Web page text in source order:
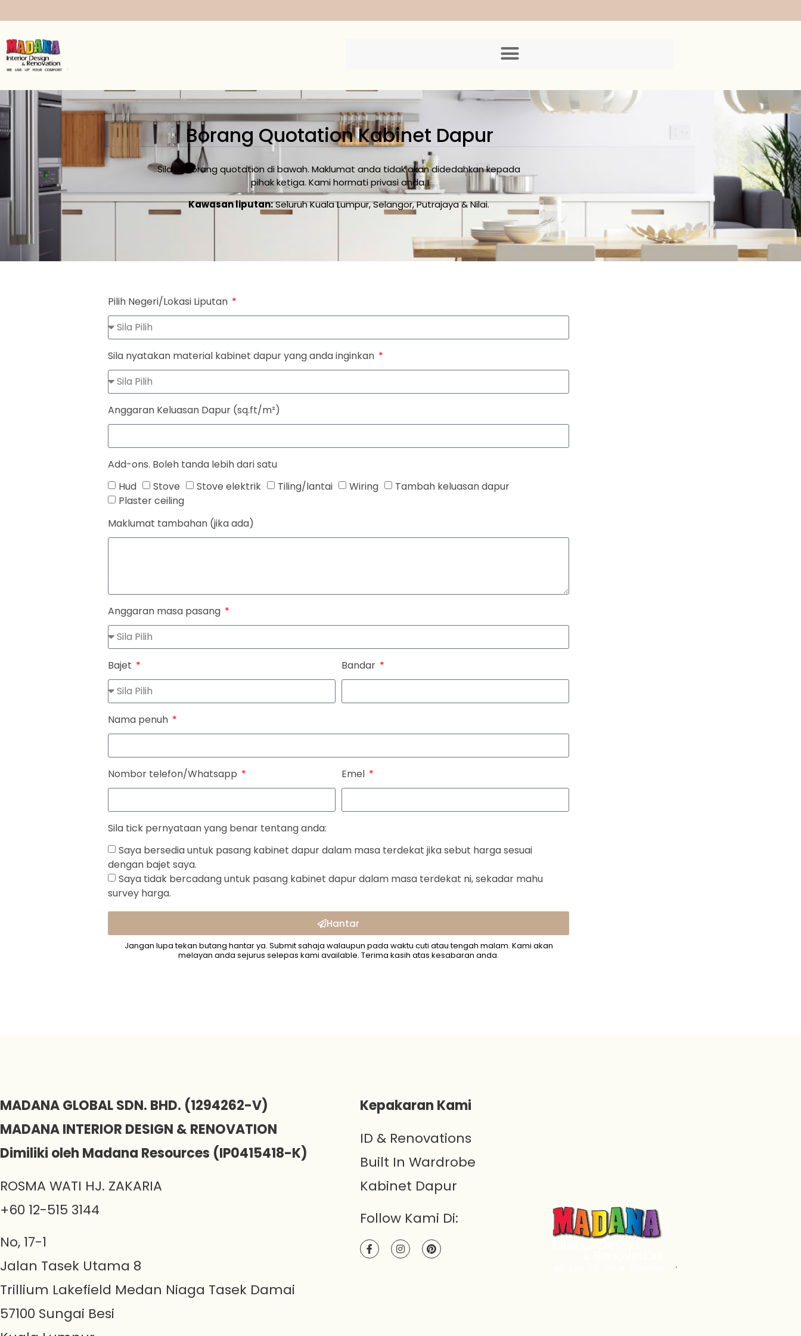
Borang Quotation Kabinet Dapur
Sila isi borang quotation di bawah. Maklumat anda tidak akan didedahkan kepada
pihak ketiga. Kami hormati privasi anda.
Kawasan liputan:Seluruh Kuala Lumpur, Selangor, Putrajaya & Nilai.
Pilih Negeri/Lokasi Liputan
Sila nyatakan material kabinet dapur yang anda inginkan
Anggaran Keluasan Dapur (sq.ft/m²)
Add-ons. Boleh tanda lebih dari satu
Hud
Stove Stove elektrik Tiling/lantai Wiring
Tambah keluasan dapur
Plaster ceiling
Maklumat tambahan (jika ada)
Anggaran masa pasang
Bajet Bandar
Nama penuh
Nombor telefon/Whatsapp Emel
Sila tick pernyataan yang benar tentang anda:
Saya bersedia untuk pasang kabinet dapur dalam masa terdekat jika sebut harga sesuai
dengan bajet saya.
Saya tidak bercadang untuk pasang kabinet dapur dalam masa terdekat ni, sekadar mahu
survey harga.
Hantar
Jangan lupa tekan butang hantar ya. Submit sahaja walaupun pada waktu cuti atau tengah malam. Kami akan
melayan anda sejurus selepas kami available. Terima kasih atas kesabaran anda.
MADANA GLOBAL SDN. BHD. (1294262-V)
MADANA INTERIOR DESIGN & RENOVATION
Dimiliki oleh Madana Resources (IP0415418-K)
ROSMA WATI HJ. ZAKARIA
+60 12-515 3144
No, 17-1
Jalan Tasek Utama 8
Trillium Lakefield Medan Niaga Tasek Damai
57100 Sungai Besi
Kepakaran Kami
ID & Renovations
Built In Wardrobe
Kabinet Dapur
Follow Kami Di: